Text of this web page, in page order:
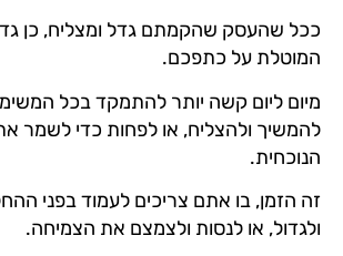
ככל שהעסק שהקמתם גדל ומצליח, כן
המוטלת על כתפכם.
מיום ליום קשה יותר להתמקד בכל
להמשיך ולהצליח, או לפחות כדי לשמר
הנוכחית.
זה הזמן, בו אתם צריכים לעמוד בפני
ולגדול, או לנסות ולצמצם את הצמיחה.